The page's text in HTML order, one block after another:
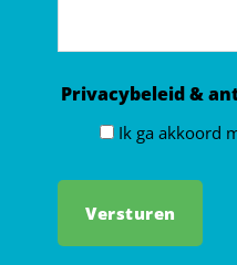
Privacybeleid &
Ik ga akkoord